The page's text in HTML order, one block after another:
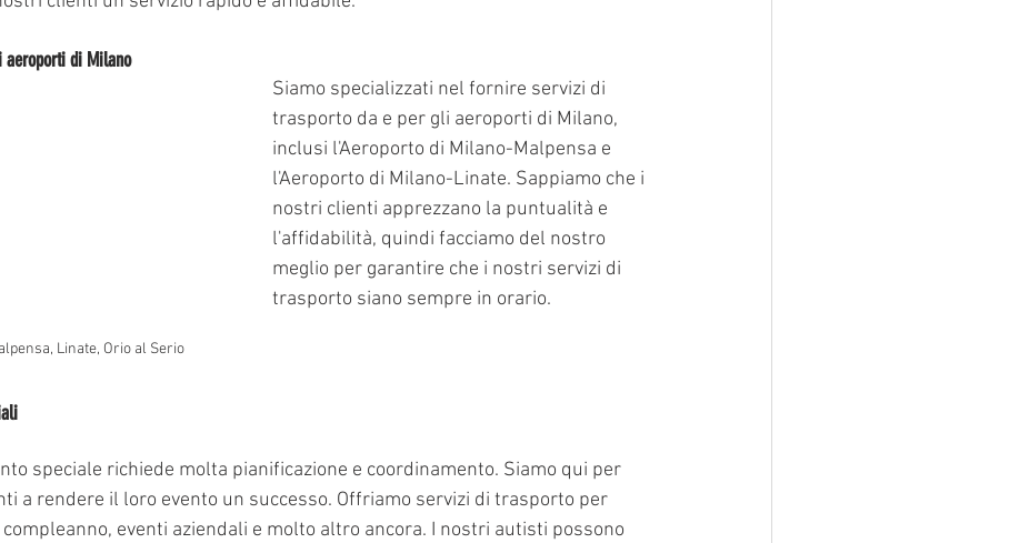
aeroporti di Milano
Linate, Orio al Serio
Siamo specializzati nel fornire servizi di
trasporto da e per gli aeroporti di Milano,
inclusi l'Aeroporto di Milano-Malpensa e
l'Aeroporto di Milano-Linate. Sappiamo che i
nostri clienti apprezzano la puntualità e
l'affidabilità, quindi facciamo del nostro
meglio per garantire che i nostri servizi di
trasporto siano sempre in orario.
speciale richiede molta pianificazione e coordinamento. Siamo qui per
a rendere il loro evento un successo. Offriamo servizi di trasporto per
eventi aziendali e molto altro ancora. I nostri autisti possono